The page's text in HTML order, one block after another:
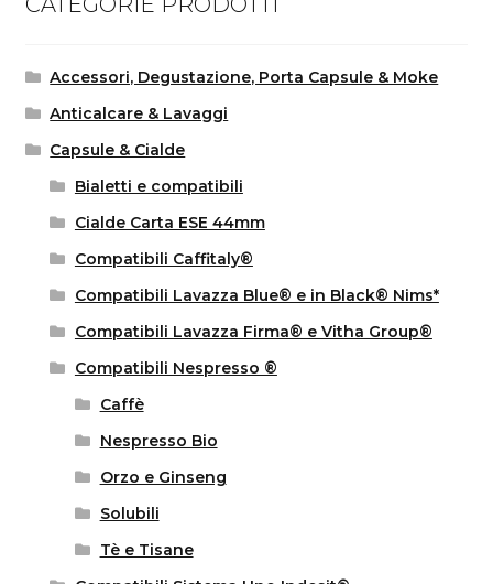
Accessori, Degustazione, Porta Capsule & Moke
Anticalcare & Lavaggi
Capsule & Cialde
Bialetti e compatibili
Cialde Carta ESE 44mm
Compatibili Caffitaly®
Compatibili Lavazza Blue® e in Black® Nims*
Compatibili Lavazza Firma® e Vitha Group®
Compatibili Nespresso ®
Caffè
Nespresso Bio
Orzo e Ginseng
Solubili
Tè e Tisane